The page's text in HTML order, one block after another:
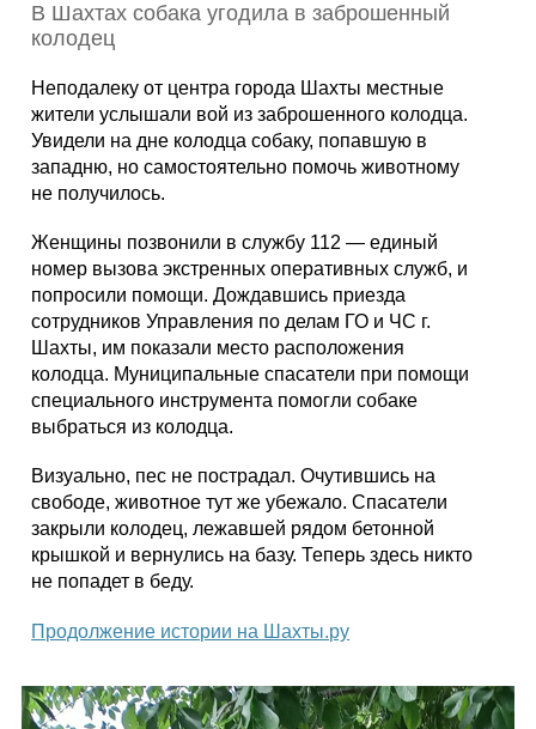
Карты
В Шахтах собака угодила в заброшенный
колодец
Неподалеку от центра города Шахты местные
жители услышали вой из заброшенного колодца.
Увидели на дне колодца собаку, попавшую в
западню, но самостоятельно помочь животному
не получилось.
Женщины позвонили в службу 112 — единый
номер вызова экстренных оперативных служб, и
попросили помощи. Дождавшись приезда
сотрудников Управления по делам ГО и ЧС г.
Шахты, им показали место расположения
колодца. Муниципальные спасатели при помощи
специального инструмента помогли собаке
выбраться из колодца.
Визуально, пес не пострадал. Очутившись на
свободе, животное тут же убежало. Спасатели
закрыли колодец, лежавшей рядом бетонной
крышкой и вернулись на базу. Теперь здесь никто
не попадет в беду.
Продолжение истории на Шахты.ру